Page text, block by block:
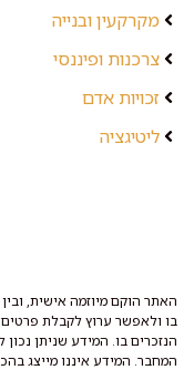
מקרקעין ובנייה
צרכנות ופיננסי
זכויות אדם
ליטיגציה
האתר הוקם מיוזמה אישית,
בו ולאפשר ערוץ לקבלת
הנזכרים בו. המידע שניתן
המחבר. המידע איננו מייצג